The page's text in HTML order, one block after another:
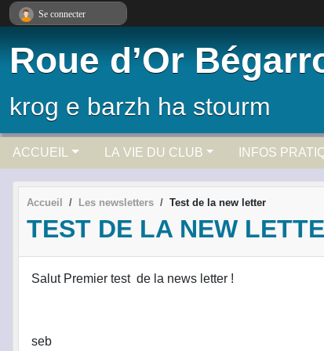
Roue d’Or
krog e barzh ha stourm
ACCUEIL LA VIE DU CLUB INFOS
Accueil Les newsletters Test de la new letter
TEST DE LA NEW
Salut Premier test de la news letter !
seb
Se connecter
Panneau de gestion des cookies